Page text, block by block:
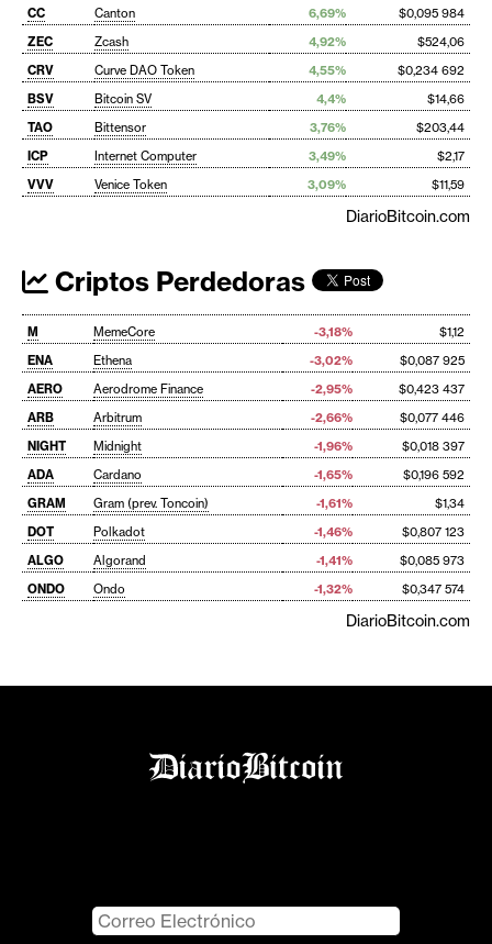
CC
Canton 6,69%
$0,095 984
ZEC
Zcash 4,92%
$524,06
CRV
Curve DAO Token 4,55%
$0,234 692
BSV
Bitcoin SV 4,4%
$14,66
TAO
Bittensor 3,76%
$203,44
ICP
Internet Computer 3,49%
$2,17
VVV
Venice Token 3,09% $11,59
DiarioBitcoin.com
Criptos Perdedoras
M MemeCore -3,18%
$1,12
ENA
Ethena -3,02%
$0,087 925
AERO
Aerodrome Finance -2,95%
$0,423 437
ARB
Arbitrum -2,66%
$0,077 446
NIGHT
Midnight -1,96%
$0,018 397
ADA
Cardano -1,65%
$0,196 592
GRAM
Gram (prev. Toncoin) -1,61%
$1,34
DOT
Polkadot -1,46%
$0,807 123
ALGO
Algorand -1,41%
$0,085 973
ONDO
Ondo -1,32% $0,347 574
DiarioBitcoin.com